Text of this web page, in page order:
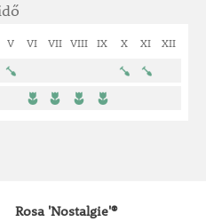
V VI VII VIII IX X XI XII
Rosa 'Nostalgie'®